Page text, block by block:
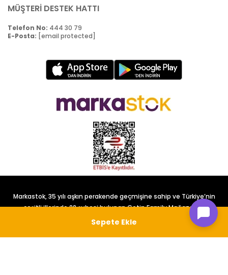
MÜŞTERİ DESTEK HATTI
Telefon No: 444 30 79
E-Posta: [email protected]
Markastok, 35 yılı aşkın perakende geçmişine sahip ve Türkiye’nin
çeşitli illerinde 22 şubesi bulunan Çetin Family Mağazacılık
tarafından kurulmuştur.